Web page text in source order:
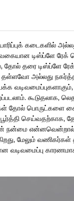
கடைகளில்
டிஸ்ப்ளே ரேக்
தரை டிஸ்ப்ளே
​​அல்லது
கூடுதலாக,
தோல் பொருட்களை
செய்வதற்காக,
நன்மை
மேலும்